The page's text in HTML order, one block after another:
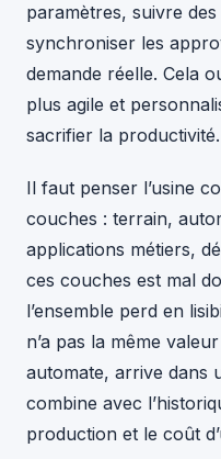
paramètres, suivre
synchroniser les
demande réelle. Cela
plus agile et
sacrifier la productivité.
Il faut penser l’usine
couches : terrain,
applications métiers,
ces couches est mal
l’ensemble perd en
n’a pas la même
automate, arrive dans
combine avec
production et le coût